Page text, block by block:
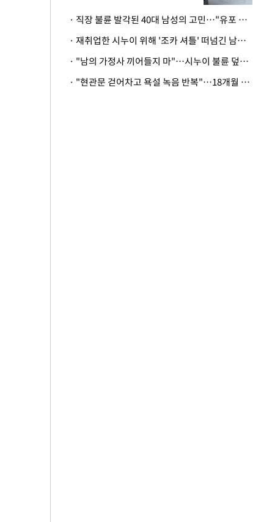
· 직장 불륜 발각된 40대 남성의 고민…"유포 동료 명예훼손·협박죄 고소 가능할까"
· 재취업한 시누이 위해 '조카 셔틀' 떠넘긴 남편…아내 "난 못한다"
· "남의 가정사 끼어들지 마"…시누이 불륜 덮으려는 남편에 억울한 아내
· "현관문 걷어차고 욕설 녹음 반복"…18개월 아기 키우는 집 뒤흔든 '앞집의 비극'